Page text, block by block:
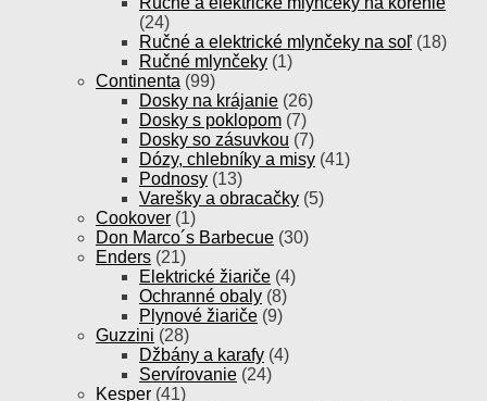
(24)
Ručné a elektrické mlynčeky na soľ (18)
Ručné mlynčeky (1)
Continenta (99)
Dosky na krájanie (26)
Dosky s poklopom (7)
Dosky so zásuvkou (7)
Dózy, chlebníky a misy (41)
Podnosy (13)
Varešky a obracačky (5)
Cookover (1)
Don Marco´s Barbecue (30)
Enders (21)
Elektrické žiariče (4)
Ochranné obaly (8)
Plynové žiariče (9)
Guzzini (28)
Džbány a karafy (4)
Servírovanie (24)
Kesper (41)